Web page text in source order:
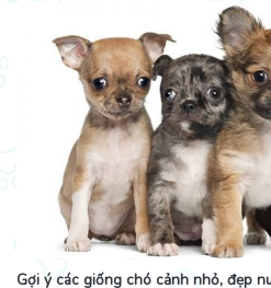
Gợi ý các giống chó cảnh nhỏ, đẹp